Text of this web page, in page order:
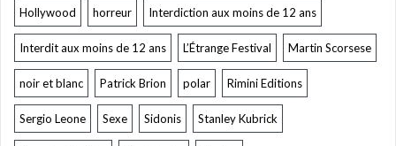
Hollywood horreur Interdiction aux moins de 12 ans
Interdit aux moins de 12 ans L’Étrange Festival Martin Scorsese
noir et blanc Patrick Brion polar Rimini Editions
Sergio Leone Sexe Sidonis Stanley Kubrick